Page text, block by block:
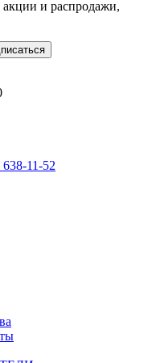
и распродажи,
638-11-52